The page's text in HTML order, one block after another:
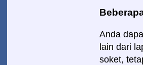
Anda
lain dari
soket,